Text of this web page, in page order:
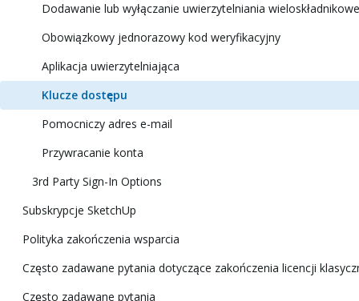
Dodawanie lub wyłączanie uwierzytelniania
Obowiązkowy jednorazowy kod weryfikacyjny
Aplikacja uwierzytelniająca
Klucze dostępu
Pomocniczy adres e-mail
Przywracanie konta
3rd Party Sign-In Options
Subskrypcje SketchUp
Polityka zakończenia wsparcia
Często zadawane pytania dotyczące zakończenia licencji
Często zadawane pytania